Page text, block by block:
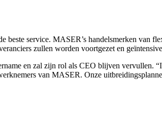
service. MASER’s handelsmerken van
zullen worden voortgezet en
en zal zijn rol als CEO blijven vervullen.
van MASER. Onze